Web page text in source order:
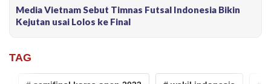
Media Vietnam Sebut Timnas Futsal Indonesia Bikin
Kejutan usai Lolos ke Final
TAG